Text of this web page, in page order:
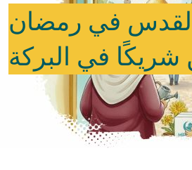
في رمضان
شريكًا في البركة